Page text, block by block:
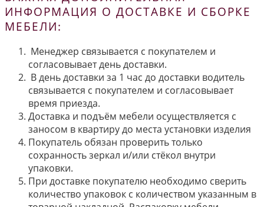
ИНФОРМАЦИЯ О ДОСТАВКЕ И СБОРКЕ
МЕБЕЛИ:
Менеджер связывается с покупателем и
согласовывает день доставки.
В день доставки за 1 час до доставки водитель
связывается с покупателем и согласовывает
время приезда.
Доставка и подъём мебели осуществляется с
заносом в квартиру до места установки изделия
Покупатель обязан проверить только
сохранность зеркал и/или стёкол внутри
упаковки.
При доставке покупателю необходимо сверить
количество упаковок с количеством указанным в